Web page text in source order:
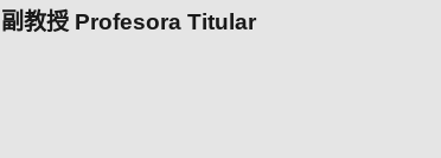
副教授 Profesora Titular